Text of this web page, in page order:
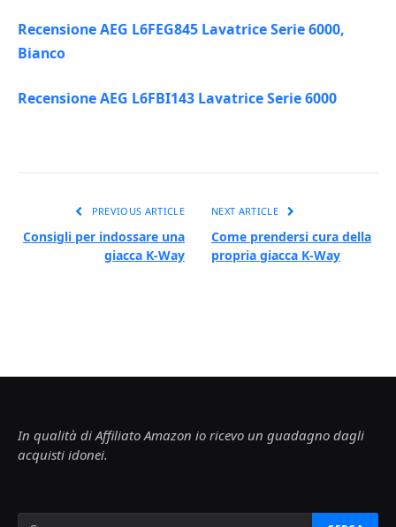
Recensione AEG L6FEG845 Lavatrice Serie 6000,
Bianco
Recensione AEG L6FBI143 Lavatrice Serie 6000
PREVIOUS ARTICLE
Consigli per indossare una
giacca K-Way
NEXT ARTICLE
Come prendersi cura della
propria giacca K-Way
In qualità di Affiliato Amazon io ricevo un guadagno dagli
acquisti idonei.